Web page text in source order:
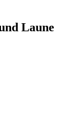
Laune